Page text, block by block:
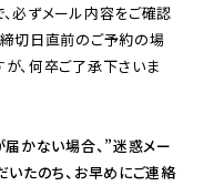
必ずメール内容をご確認
締切日直前のご予約の場
、何卒ご了承下さいま
届かない場合、”迷惑メー
いたのち、お早めにご連絡